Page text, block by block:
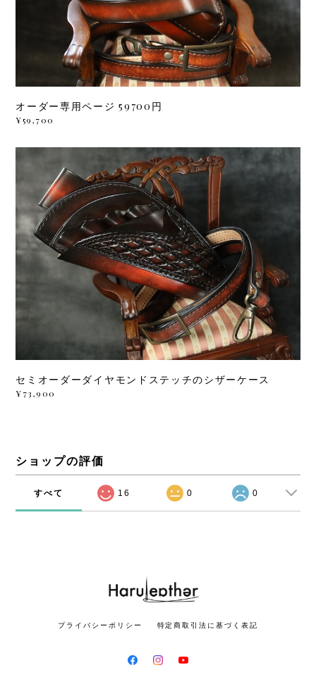
オーダー専用ページ 59700円
¥59,700
セミオーダーダイヤモンドステッチのシザーケース
¥73,900
ショップの評価
すべて 16 0 0
プライバシーポリシー 特定商取引法に基づく表記